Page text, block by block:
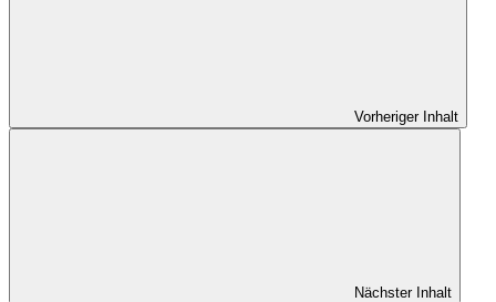
Vorheriger Inhalt
Nächster Inhalt